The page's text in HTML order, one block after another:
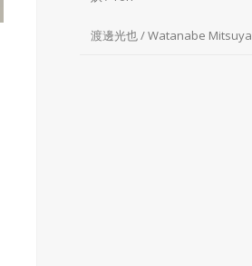
渡邊光也 / Watanabe Mitsuya